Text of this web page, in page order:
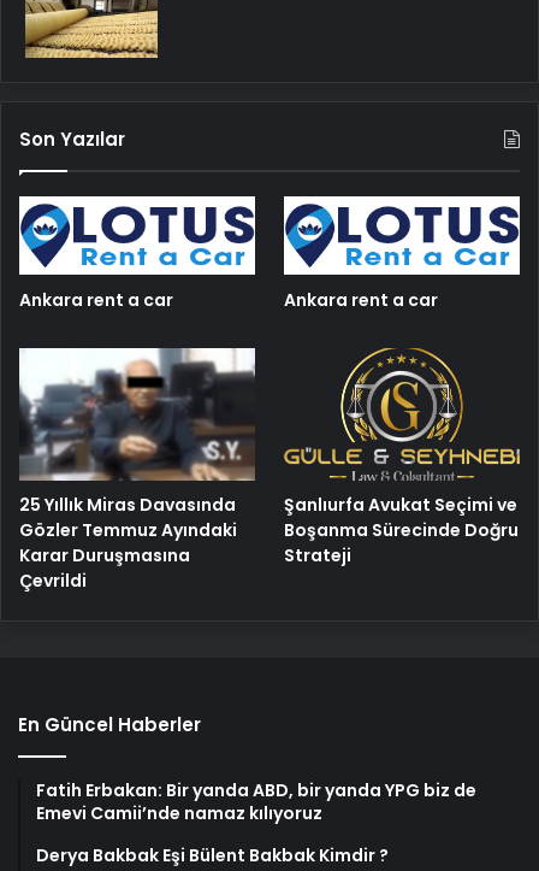
Son Yazılar
Ankara rent a car Ankara rent a car
25 Yıllık Miras Davasında
Gözler Temmuz Ayındaki
Karar Duruşmasına
Çevrildi
Şanlıurfa Avukat Seçimi ve
Boşanma Sürecinde Doğru
Strateji
En Güncel Haberler
Fatih Erbakan: Bir yanda ABD, bir yanda YPG biz de
Emevi Camii’nde namaz kılıyoruz
Derya Bakbak Eşi Bülent Bakbak Kimdir ?